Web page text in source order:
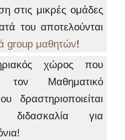
στις μικρές ομάδες
ά του αποτελούνται
group μαθητών!
χώρος που
τον Μαθηματικό
δραστηριοποιείται
διδασκαλίαγια
!